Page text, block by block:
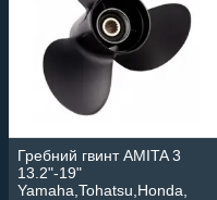
Гребний гвинт AMITA 3
13.2"-19"
Yamaha,Tohatsu,Honda,